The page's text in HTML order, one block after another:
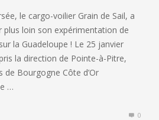
le cargo-voilier Grain de Sail, a
loin son expérimentation de
la Guadeloupe ! Le 25 janvier
la direction de Pointe-à-Pitre,
de Bourgogne Côte d’Or
…
0